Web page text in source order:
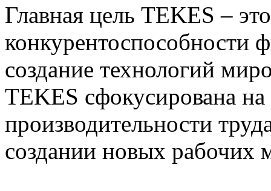
Главная цель TEKES –
конкурентоспособности
создание технологий
TEKES сфокусирована
производительности
создании новых рабочих